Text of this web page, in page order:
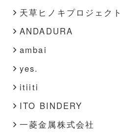
天草ヒノキプロジェクト
ANDADURA
ambai
yes.
itiiti
ITO BINDERY
一菱金属株式会社